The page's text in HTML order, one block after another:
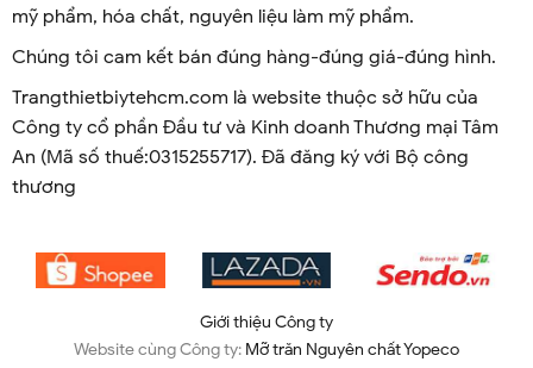
mỹ phẩm, hóa chất, nguyên liệu làm mỹ phẩm.
Chúng tôi cam kết bán đúng hàng-đúng giá-đúng hình.
Trangthietbiytehcm.com là website thuộc sở hữu của
Công ty cổ phần Đầu tư và Kinh doanh Thương mại Tâm
An (Mã số thuế:0315255717). Đã đăng ký với Bộ công
thương
Giới thiệu Công ty
Website cùng Công ty: Mỡ trăn Nguyên chất Yopeco